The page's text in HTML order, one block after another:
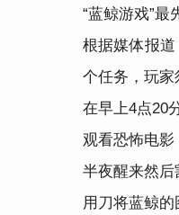
“蓝鲸游戏”最
根据媒体报道
个任务，玩家
在早上4点20
观看恐怖电影
半夜醒来然后
用刀将蓝鲸